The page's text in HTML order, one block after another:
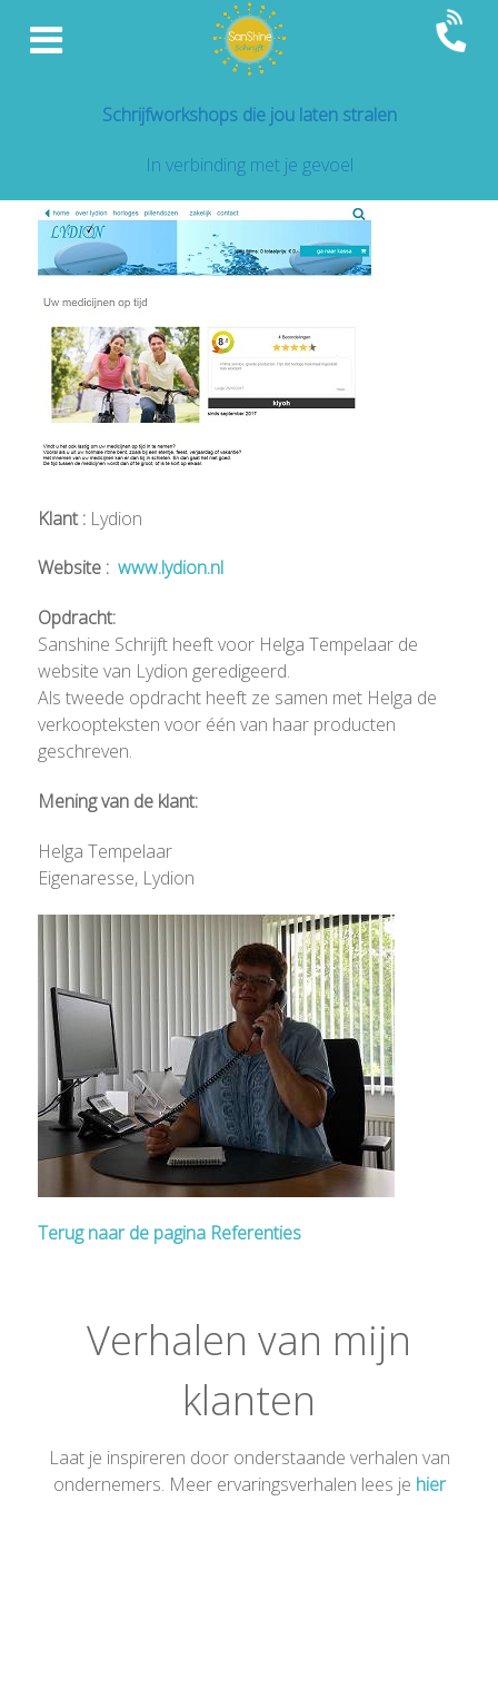
Schrijfworkshops die jou laten stralen
In verbinding met je gevoel
Klant : Lydion
Website : www.lydion.nl
Opdracht:
Sanshine Schrijft heeft voor Helga Tempelaar de
website van Lydion geredigeerd.
Als tweede opdracht heeft ze samen met Helga de
verkoopteksten voor één van haar producten
geschreven.
Mening van de klant:
Helga Tempelaar
Eigenaresse, Lydion
Terug naar de pagina Referenties
Verhalen van mijn
klanten
Laat je inspireren door onderstaande verhalen van
ondernemers. Meer ervaringsverhalen lees je hier